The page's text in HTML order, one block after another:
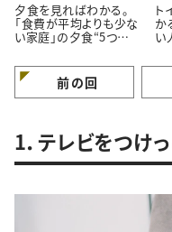
夕食を見ればわかる。
「食費が平均よりも少な
い家庭」の夕食“5つの
ト
か
い
前の回
1．テレビをつけ